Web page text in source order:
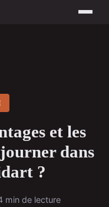
et les
dans
?
min de lecture